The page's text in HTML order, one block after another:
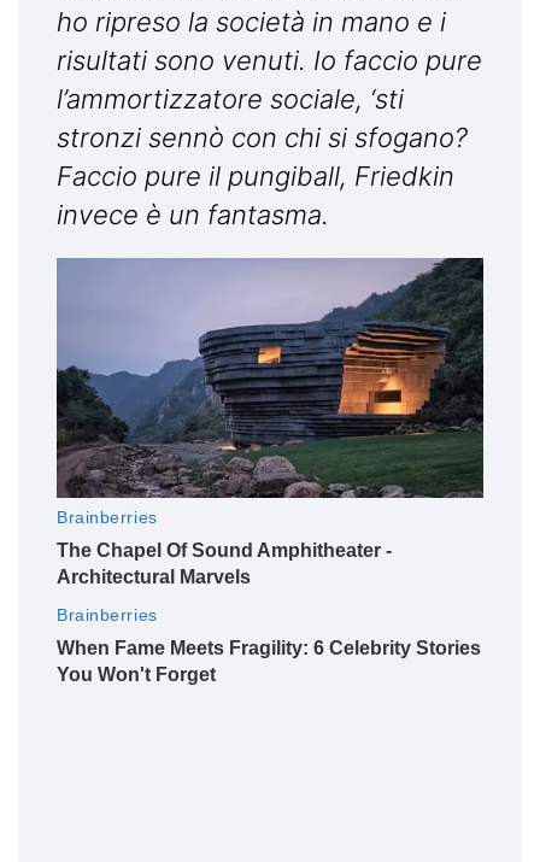
ho ripreso la società in mano e i
risultati sono venuti. Io faccio pure
l’ammortizzatore sociale, ‘sti
stronzi sennò con chi si sfogano?
Faccio pure il pungiball, Friedkin
invece è un fantasma.